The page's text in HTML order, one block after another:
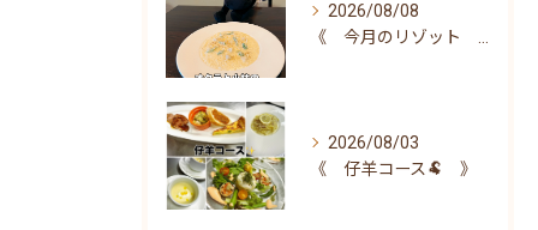
2026/08/08
2026/08/03
《 仔羊コース🐏 》